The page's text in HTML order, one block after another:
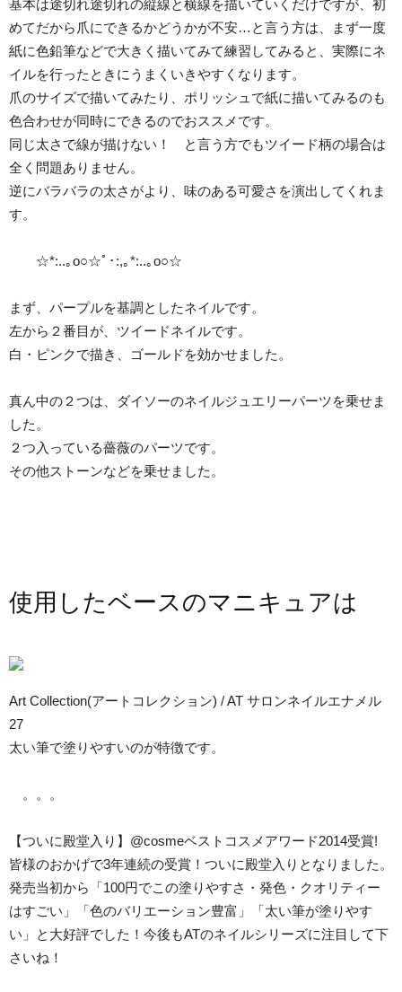
基本は途切れ途切れの縦線と横線を描いていくだけですが、初
めてだから爪にできるかどうかが不安…と言う方は、まず一度
紙に色鉛筆などで大きく描いてみて練習してみると、実際にネ
イルを行ったときにうまくいきやすくなります。
爪のサイズで描いてみたり、ポリッシュで紙に描いてみるのも
色合わせが同時にできるのでおススメです。
同じ太さで線が描けない！ と言う方でもツイード柄の場合は
全く問題ありません。
逆にバラバラの太さがより、味のある可愛さを演出してくれま
す。
☆*:..｡o○☆ﾟ･:,｡*:..｡o○☆
まず、パープルを基調としたネイルです。
左から２番目が、ツイードネイルです。
白・ピンクで描き、ゴールドを効かせました。
真ん中の２つは、ダイソーのネイルジュエリーパーツを乗せま
した。
２つ入っている薔薇のパーツです。
その他ストーンなどを乗せました。
使用したベースのマニキュアは
Art Collection(アートコレクション) / AT サロンネイルエナメル
27
太い筆で塗りやすいのが特徴です。
。。。
【ついに殿堂入り】@cosmeベストコスメアワード2014受賞!
皆様のおかげで3年連続の受賞！ついに殿堂入りとなりました。
発売当初から「100円でこの塗りやすさ・発色・クオリティー
はすごい」「色のバリエーション豊富」「太い筆が塗りやす
い」と大好評でした！今後もATのネイルシリーズに注目して下
さいね！